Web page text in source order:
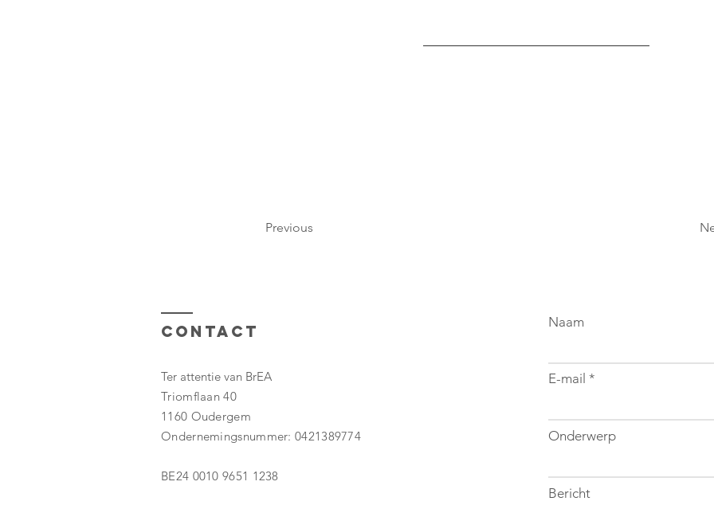
Previous
Contact
Ter attentie van BrEA
Triomflaan 40
1160 Oudergem
Ondernemingsnummer: 0421389774
BE24 0010 9651 1238
Naam
E-mail
Onderwerp
Bericht